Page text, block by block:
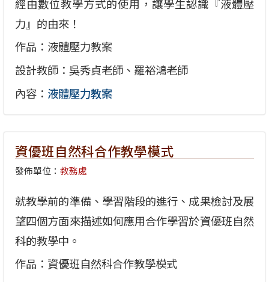
經由數位教學方式的使用，讓學生認識『液體壓
力』的由來！
作品：液體壓力教案
設計教師：吳秀貞老師、羅裕鴻老師
內容： 液體壓力教案
資優班自然科合作教學模式
發佈單位：教務處
就教學前的準備、學習階段的進行、成果檢討及展
望四個方面來描述如何應用合作學習於資優班自然
科的教學中。
作品：資優班自然科合作教學模式